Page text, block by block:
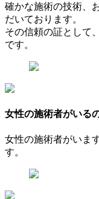
確かな施術の技術、
だいております。
その信頼の証として
です。
女性の施術者がいる
女性の施術者がいま
す。